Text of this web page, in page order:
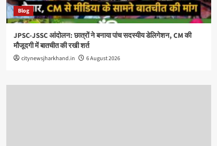
Blog
JPSC-JSSC आंदोलन: छात्रों ने बनाया पांच सदस्यीय डेलिगेशन, CM की
मौजूदगी में बातचीत की रखी शर्त
citynewsjharkhand.in 6 August 2026